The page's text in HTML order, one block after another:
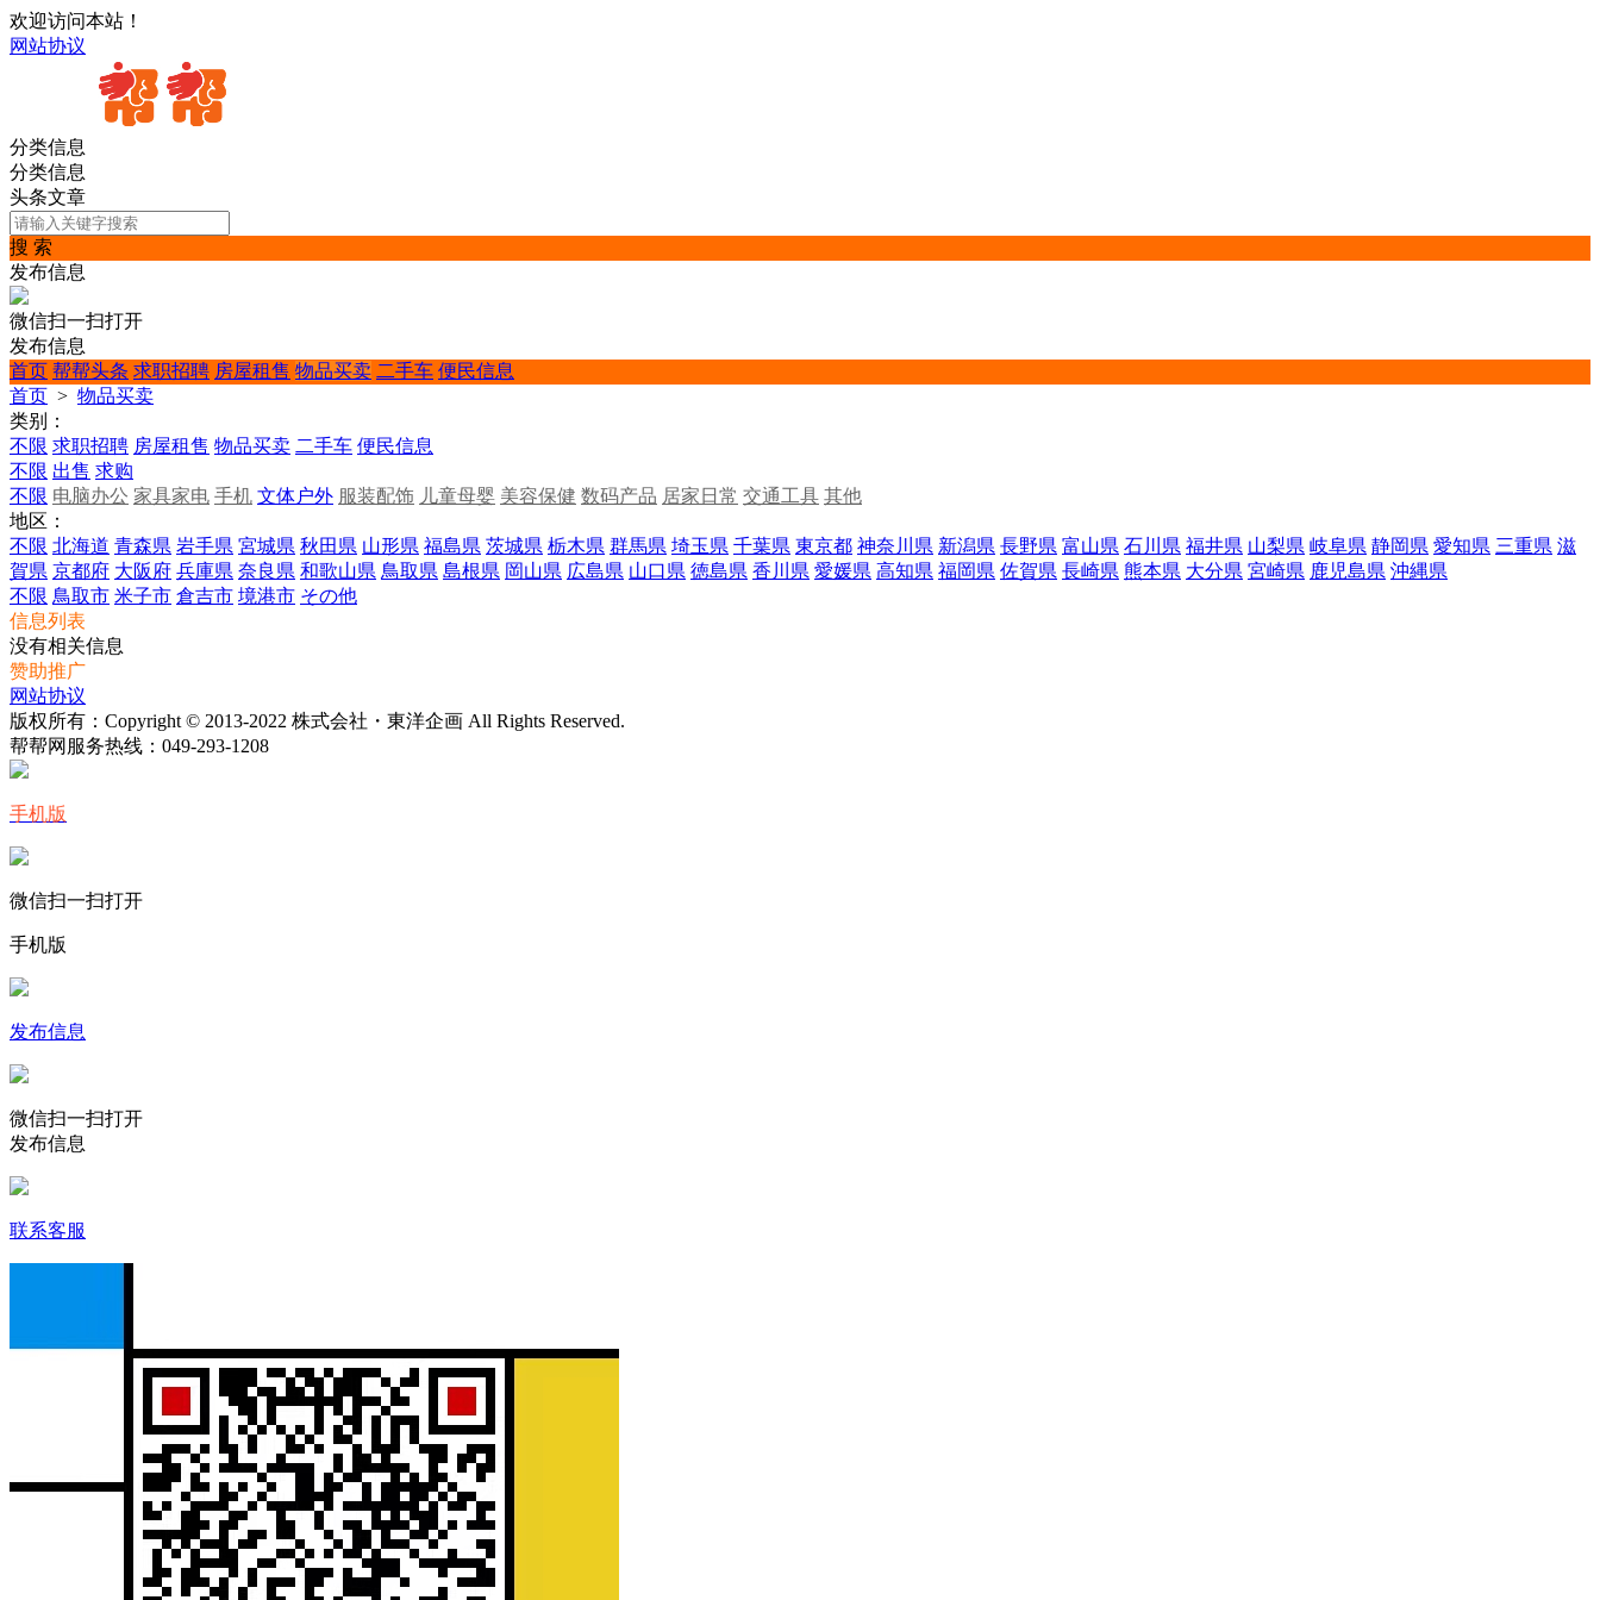
欢迎访问本站！
网站协议
分类信息
分类信息
头条文章
搜 索
发布信息
微信扫一扫打开
发布信息
首页 帮帮头条 求职招聘 房屋租售 物品买卖 二手车 便民信息
首页 > 物品买卖
类别：
不限 求职招聘 房屋租售 物品买卖 二手车 便民信息
不限 出售 求购
不限 电脑办公 家具家电 手机 文体户外 服装配饰 儿童母婴 美容保健 数码产品 居家日常 交通工具 其他
地区：
不限 北海道 青森県 岩手県 宮城県 秋田県 山形県 福島県 茨城県 栃木県 群馬県 埼玉県 千葉県 東京都 神奈川県 新潟県 長野県 富山県 石川県 福井県 山梨県 岐阜県 静岡県 愛知県 三重県 滋
賀県 京都府 大阪府 兵庫県 奈良県 和歌山県 鳥取県 島根県 岡山県 広島県 山口県 徳島県 香川県 愛媛県 高知県 福岡県 佐賀県 長崎県 熊本県 大分県 宮崎県 鹿児島県 沖縄県
不限 鳥取市 米子市 倉吉市 境港市 その他
信息列表
没有相关信息
赞助推广
网站协议
版权所有：Copyright © 2013-2022 株式会社・東洋企画 All Rights Reserved.
帮帮网服务热线： 049-293-1208
手机版
微信扫一扫打开
手机版
发布信息
微信扫一扫打开
发布信息
联系客服